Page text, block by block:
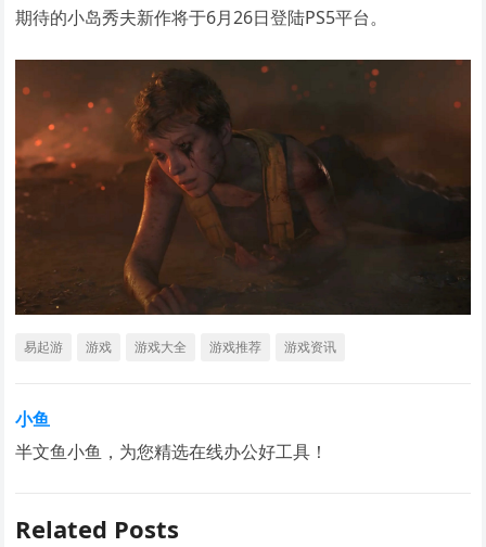
期待的小岛秀夫新作将于6月26日登陆PS5平台。
易起游 游戏 游戏大全 游戏推荐 游戏资讯
小鱼
半文鱼小鱼，为您精选在线办公好工具！
Related Posts